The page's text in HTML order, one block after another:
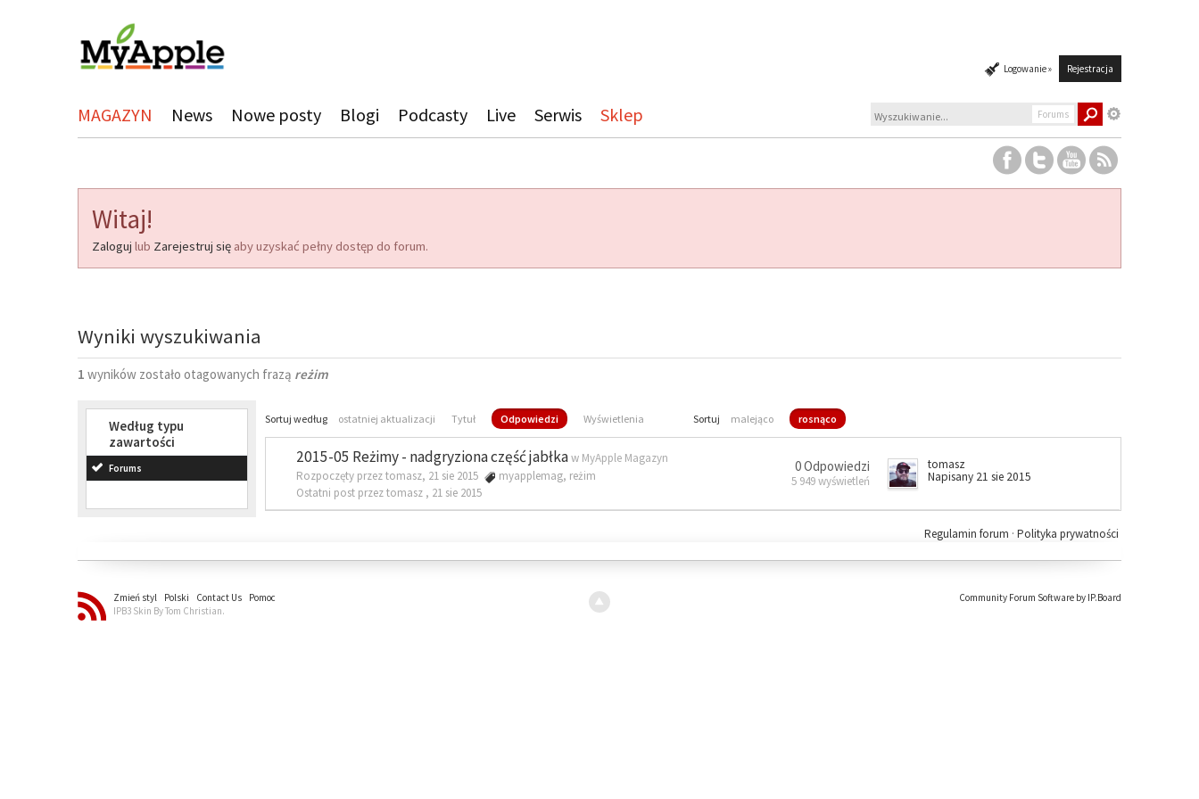
Logowanie » Rejestracja
MAGAZYN News Nowe posty Blogi Podcasty Live Serwis Sklep Forums
Witaj!
Zaloguj lub Zarejestruj się aby uzyskać pełny dostęp do forum.
Wyniki wyszukiwania
1 wyników zostało otagowanych frazą reżim
Według typu
zawartości
Forums
Sortuj według ostatniej aktualizacji Tytuł Odpowiedzi Wyświetlenia Sortuj malejąco rosnąco
2015-05 Reżimy - nadgryziona część jabłkaw MyApple Magazyn
Rozpoczęty przez tomasz, 21 sie 2015
myapplemag, reżim
Ostatni post przez tomasz , 21 sie 2015
0 Odpowiedzi
5 949 wyświetleń
tomasz
Napisany 21 sie 2015
Polityka prywatności
Regulamin forum ·
Zmień styl Polski Contact Us
Pomoc
IPB3 Skin By Tom Christian.
Community Forum Software by IP.Board